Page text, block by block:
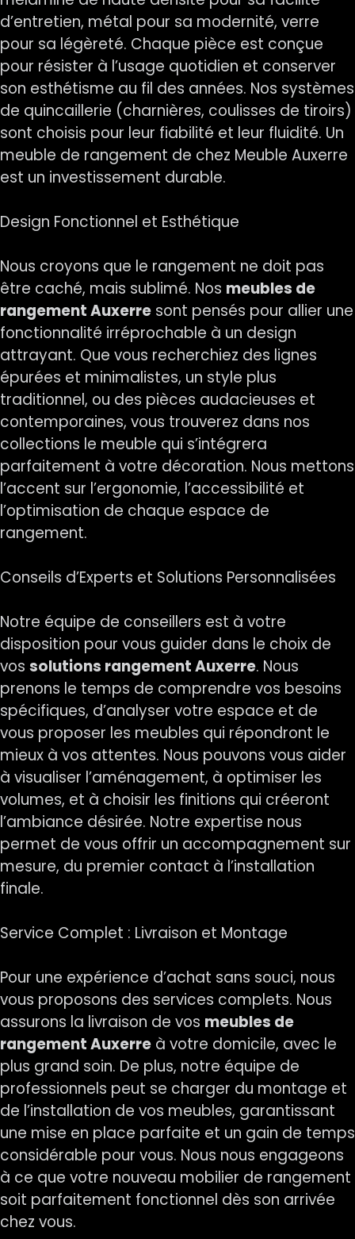
d’entretien, métal pour sa modernité, verre
pour sa légèreté. Chaque pièce est conçue
pour résister à l’usage quotidien et conserver
son esthétisme au fil des années. Nos systèmes
de quincaillerie (charnières, coulisses de tiroirs)
sont choisis pour leur fiabilité et leur fluidité. Un
meuble de rangement de chez Meuble Auxerre
est un investissement durable.
Design Fonctionnel et Esthétique
Nous croyons que le rangement ne doit pas
être caché, mais sublimé. Nos meubles de
rangement Auxerre sont pensés pour allier une
fonctionnalité irréprochable à un design
attrayant. Que vous recherchiez des lignes
épurées et minimalistes, un style plus
traditionnel, ou des pièces audacieuses et
contemporaines, vous trouverez dans nos
collections le meuble qui s’intégrera
parfaitement à votre décoration. Nous mettons
l’accent sur l’ergonomie, l’accessibilité et
l’optimisation de chaque espace de
rangement.
Conseils d’Experts et Solutions Personnalisées
Notre équipe de conseillers est à votre
disposition pour vous guider dans le choix de
vos solutions rangement Auxerre. Nous
prenons le temps de comprendre vos besoins
spécifiques, d’analyser votre espace et de
vous proposer les meubles qui répondront le
mieux à vos attentes. Nous pouvons vous aider
à visualiser l’aménagement, à optimiser les
volumes, et à choisir les finitions qui créeront
l’ambiance désirée. Notre expertise nous
permet de vous offrir un accompagnement sur
mesure, du premier contact à l’installation
finale.
Service Complet : Livraison et Montage
Pour une expérience d’achat sans souci, nous
vous proposons des services complets. Nous
assurons la livraison de vos meubles de
rangement Auxerre à votre domicile, avec le
plus grand soin. De plus, notre équipe de
professionnels peut se charger du montage et
de l’installation de vos meubles, garantissant
une mise en place parfaite et un gain de temps
considérable pour vous. Nous nous engageons
à ce que votre nouveau mobilier de rangement
soit parfaitement fonctionnel dès son arrivée
chez vous.